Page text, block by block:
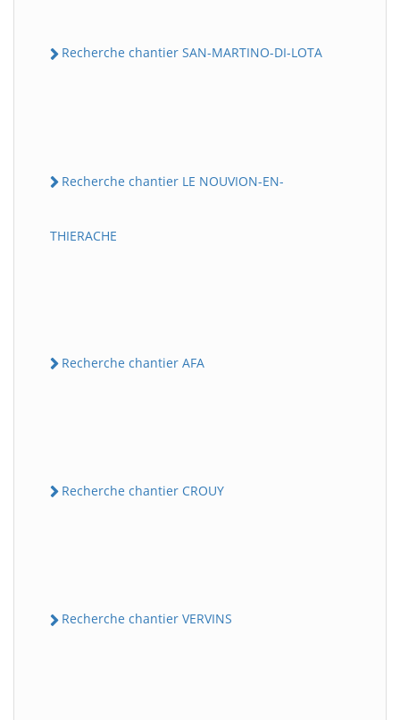
Recherche chantier SAN-MARTINO-DI-LOTA
Recherche chantier LE NOUVION-EN-
THIERACHE
Recherche chantier AFA
Recherche chantier CROUY
Recherche chantier VERVINS